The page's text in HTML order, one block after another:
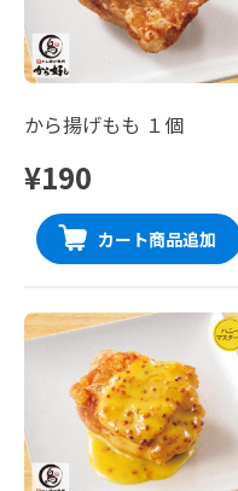
から揚げもも １個
¥190
カート商品追加